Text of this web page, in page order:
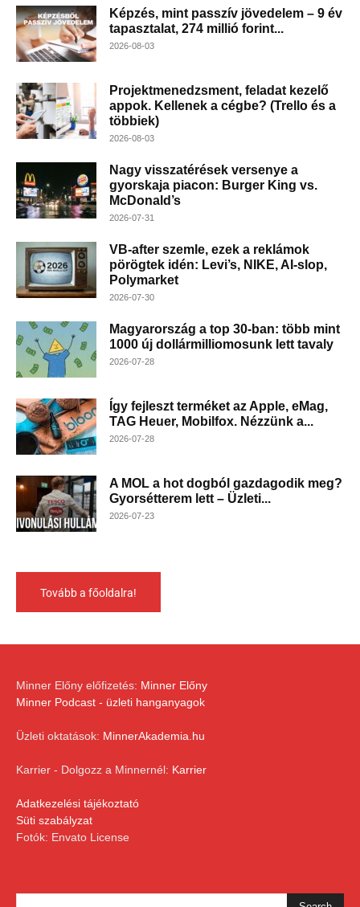
Képzés, mint passzív jövedelem – 9 év
tapasztalat, 274 millió forint...
2026-08-03
Projektmenedzsment, feladat kezelő
appok. Kellenek a cégbe? (Trello és a
többiek)
2026-08-03
Nagy visszatérések versenye a
gyorskaja piacon: Burger King vs.
McDonald’s
2026-07-31
VB-after szemle, ezek a reklámok
pörögtek idén: Levi’s, NIKE, AI-slop,
Polymarket
2026-07-30
Magyarország a top 30-ban: több mint
1000 új dollármilliomosunk lett tavaly
2026-07-28
Így fejleszt terméket az Apple, eMag,
TAG Heuer, Mobilfox. Nézzünk a...
2026-07-28
A MOL a hot dogból gazdagodik meg?
Gyorsétterem lett – Üzleti...
2026-07-23
Tovább a főoldalra!
Minner Előny előfizetés: Minner Előny
Minner Podcast - üzleti hanganyagok
Üzleti oktatások: MinnerAkademia.hu
Karrier - Dolgozz a Minnernél: Karrier
Adatkezelési tájékoztató
Süti szabályzat
Fotók: Envato License